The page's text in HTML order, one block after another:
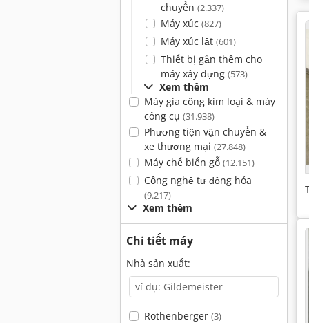
chuyển (2.337)
Máy xúc (827)
Máy xúc lật (601)
Thiết bị gắn thêm cho
máy xây dựng (573)
Xem thêm
Máy gia công kim loại & máy
công cụ (31.938)
Phương tiện vận chuyển &
xe thương mại (27.848)
Máy chế biến gỗ (12.151)
Công nghệ tự động hóa
(9.217)
Xem thêm
Chi tiết máy
Nhà sản xuất:
Rothenberger (3)